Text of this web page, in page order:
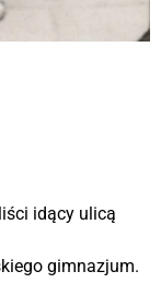
idący ulicą
gimnazjum.